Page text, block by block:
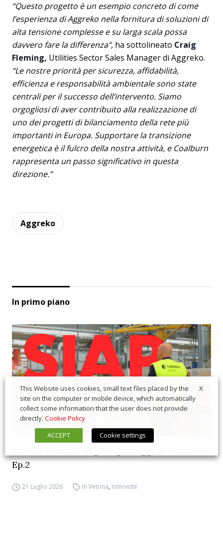
“Questo progetto è un esempio concreto di come
l’esperienza di Aggreko nella fornitura di soluzioni di
alta tensione complesse e su larga scala possa
davvero fare la differenza”, ha sottolineato Craig
Fleming, Utilities Sector Sales Manager di Aggreko.
“Le nostre priorità per sicurezza, affidabilità,
efficienza e responsabilità ambientale sono state
centrali per il successo dell’intervento. Siamo
orgogliosi di aver contribuito alla realizzazione di
uno dei progetti di bilanciamento della rete più
importanti in Europa. Supportare la transizione
energetica è il fulcro della nostra attività, e Coalburn
rappresenta un passo significativo in questa
direzione.”
Aggreko
In primo piano
Ep.2
21 Luglio 2026 In Vetrina, Interviste
X
This Website uses cookies, small text files placed by the
site on the computer or mobile device, which automatically
collect some information that the user does not provide
directly. Cookie Policy
ACCEPT
Cookie settings